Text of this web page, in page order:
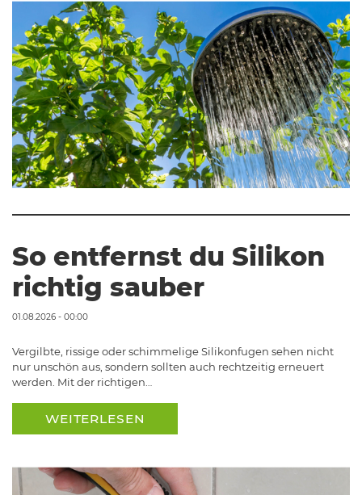
So entfernst du Silikon
richtig sauber
01.08.2026 - 00:00
Vergilbte, rissige oder schimmelige Silikonfugen sehen nicht
nur unschön aus, sondern sollten auch rechtzeitig erneuert
werden. Mit der richtigen…
WEITERLESEN